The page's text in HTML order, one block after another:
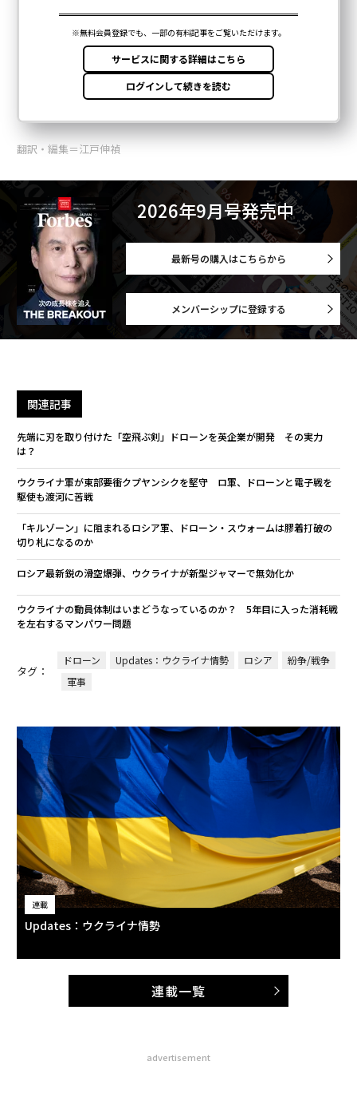
翻訳・編集＝江戸伸禎
2026年9月号発売中
最新号の購入はこちらから
メンバーシップに登録する
関連記事
先端に刃を取り付けた「空飛ぶ剣」ドローンを英企業が開発 その実力
は？
ウクライナ軍が東部要衝クプヤンシクを堅守 ロ軍、ドローンと電子戦を
駆使も渡河に苦戦
「キルゾーン」に阻まれるロシア軍、ドローン・スウォームは膠着打破の
切り札になるのか
ロシア最新鋭の滑空爆弾、ウクライナが新型ジャマーで無効化か
ウクライナの動員体制はいまどうなっているのか？ 5年目に入った消耗戦
を左右するマンパワー問題
タグ：
ドローン Updates：ウクライナ情勢 ロシア
紛争/戦争
軍事
連載
Updates：ウクライナ情勢
連載一覧
advertisement